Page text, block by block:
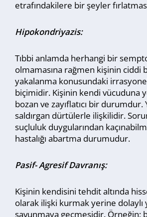
etrafındakilere bir şeyler
Hipokondriyazis:
Tıbbi anlamda herhangi bir
olmamasına rağmen kişinin ciddi
yakalanma konusundaki
biçimidir. Kişinin kendi vücuduna
bozan ve zayıflatıcı bir durumdur.
saldırgan dürtülerle ilişkilidir.
suçluluk duygularından
hastalığı abartma durumudur.
Pasif- Agresif Davranış:
Kişinin kendisini tehdit altında
olarak ilişki kurmak yerine dolaylı
savunmaya geçmesidir. Örneğin;